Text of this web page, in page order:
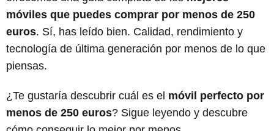
móviles que puedes comprar por menos de 250
euros. Sí, has leído bien. Calidad, rendimiento y
tecnología de última generación por menos de lo que
piensas.
¿Te gustaría descubrir cuál es el móvil perfecto por
menos de 250 euros? Sigue leyendo y descubre